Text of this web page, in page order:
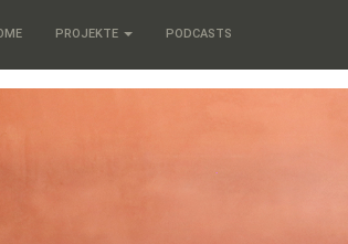
PROJEKTE PODCASTS